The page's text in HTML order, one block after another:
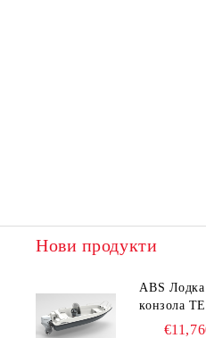
Нови продукти
ABS
конзола